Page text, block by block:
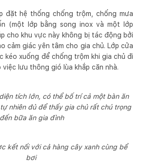
đặt hệ thống chống trộm, chống mưa
(một lớp bằng song inox và một lớp
cho khu vực này không bị tác động bởi
cảm giác yên tâm cho gia chủ. Lớp cửa
kéo xuống để chống trộm khi gia chủ đi
việc lưu thông gió lùa khắp căn nhà.
tích lớn, có thể bố trí cả một bàn ăn
nhiên đủ để thấy gia chủ rất chú trọng
đến bữa ăn gia đình
kết nối với cả hàng cây xanh cùng bể
bơi